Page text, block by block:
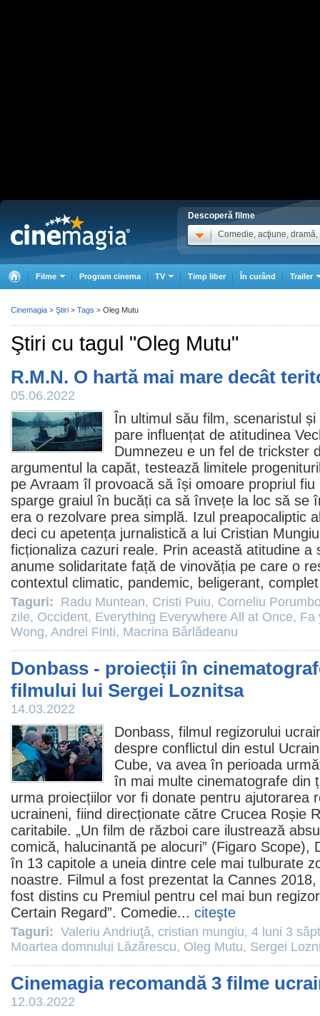
Descoperă filme
Comedie, acţiune, dramă,
Filme Program cinema TV Timp liber În curând Trailer
Ştiri cu tagul "Oleg Mutu"
R.M.N. O hartă mai mare decât
05.06.2022
În ultimul său film, scenaristul
pare influențat de atitudinea
Dumnezeu e un fel de trickster
argumentul la capăt, testează limitele
pe Avraam îl provoacă să își omoare propriul
sparge graiul în bucăți ca să învețe la loc să se
era o rezolvare prea simplă. Izul preapocaliptic
deci cu apetența jurnalistică a lui Cristian
ficționaliza cazuri reale. Prin această atitudine a
anume solidaritate față de vinovăția pe care o
contextul climatic, pandemic, beligerant,
Taguri: Radu Muntean, Cristi Puiu, Corneliu
zile, Occident, Everything Everywhere All at Once, Fa
Wong, Andrei Finti, Macrina Bârlădeanu
Donbass - proiecții în
filmului lui Sergei Loznitsa
14.03.2022
Donbass, filmul regizorului
despre conflictul din estul
Cube, va avea în perioada
în mai multe cinematografe din
urma proiecțiilor vor fi donate pentru ajutorarea
ucraineni, fiind direcționate către Crucea Roșie
caritabile. „Un film de război care ilustrează
comică, halucinantă pe alocuri” (Figaro Scope),
în 13 capitole a uneia dintre cele mai tulburate
noastre. Filmul a fost prezentat la Cannes
fost distins cu Premiul pentru cel mai bun
Certain Regard”. Comedie... citeşte
Taguri: Valeriu Andriuţă, cristian mungiu, 4 luni 3
Moartea domnului Lăzărescu, Oleg Mutu, Sergei
Cinemagia recomandă 3 filme
12.03.2022
Cinemagia > Ştiri > Tags > Oleg Mutu